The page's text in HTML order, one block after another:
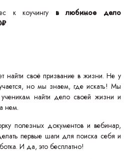
к коучингу в любимое дело
найти своё призвание в жизни. Не у
но мы знаем, где искать! Мы
найти дело своей жизни и
нем.
полезных документов и вебинар,
первые шаги для поиска себя и
И да, это бесплатно!